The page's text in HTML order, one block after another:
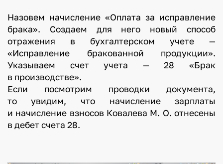
Назовем начисление «Оплата за исправление
брака». Создаем для него новый способ
отражения в бухгалтерском учете —
«Исправление бракованной продукции».
Указываем счет учета — 28 «Брак
в производстве».
Если посмотрим проводки документа,
то увидим, что начисление зарплаты
и начисление взносов Ковалева М. О. отнесены
в дебет счета 28.